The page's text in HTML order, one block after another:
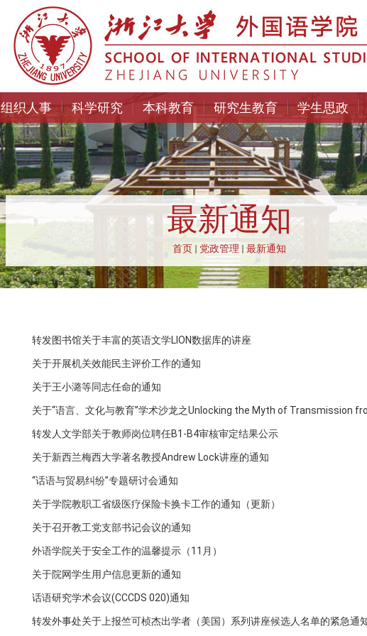
组织人事 科学研究 本科教育 研究生教育 学生思政
最新通知
首页 党政管理 最新通知
转发图书馆关于丰富的英语文学LION数据库的讲座
关于开展机关效能民主评价工作的通知
关于王小潞等同志任命的通知
关于“语言、文化与教育”学术沙龙之Unlocking the Myth of Transmission
转发人文学部关于教师岗位聘任B1-B4审核审定结果公示
关于新西兰梅西大学著名教授Andrew Lock讲座的通知
“话语与贸易纠纷”专题研讨会通知
关于学院教职工省级医疗保险卡换卡工作的通知（更新）
关于召开教工党支部书记会议的通知
外语学院关于安全工作的温馨提示（11月）
关于院网学生用户信息更新的通知
话语研究学术会议(CCCDS 020)通知
转发外事处关于上报竺可桢杰出学者（美国）系列讲座候选人名单的紧急通